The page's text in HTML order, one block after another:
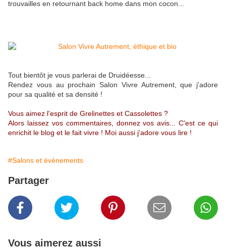
trouvailles en retournant back home dans mon cocon...
Tout bientôt je vous parlerai de Druidéesse...
Rendez vous au prochain Salon Vivre Autrement, que j'adore
pour sa qualité et sa densité !
Vous aimez l'esprit de Grelinettes et Cassolettes ?
Alors laissez vos commentaires, donnez vos avis... C'est ce qui
enrichit le blog et le fait vivre ! Moi aussi j'adore vous lire !
#Salons et événements
Partager
Vous aimerez aussi